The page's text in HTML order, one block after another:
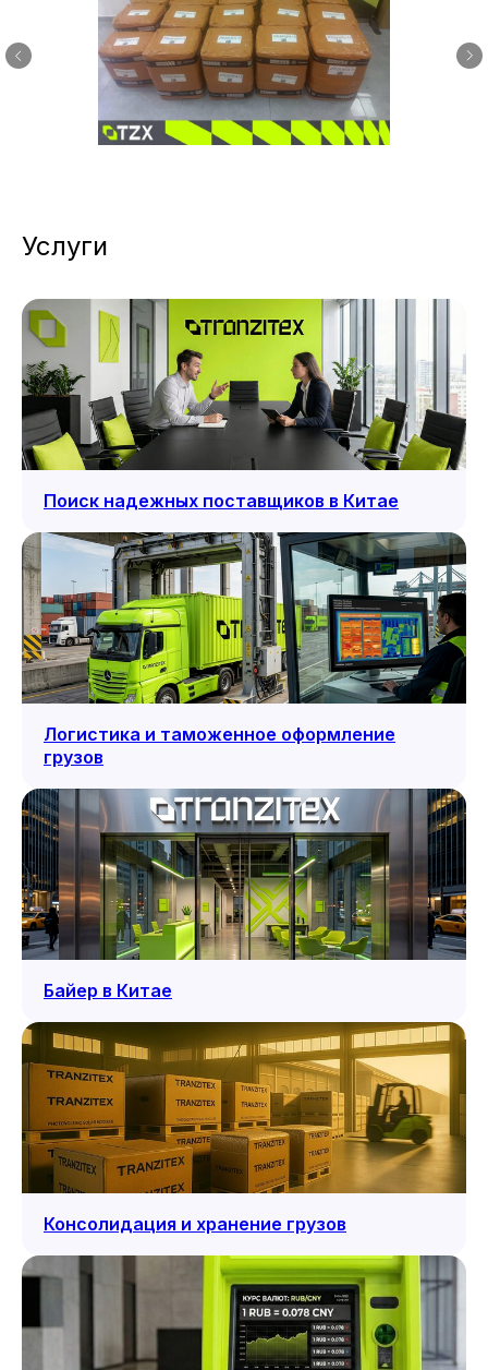
Услуги
Поиск надежных поставщиков в Китае
Логистика и таможенное оформление
грузов
Байер в Китае
Консолидация и хранение грузов